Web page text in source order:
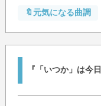
🔖元気になる曲調
『「いつか」は今